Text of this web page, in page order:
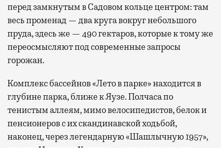
перед замкнутым в Садовом кольце центром: там
весь променад — два круга вокруг небольшого
пруда, здесь же — 490 гектаров, которые к тому же
переосмысляют под современные запросы
горожан.
Комплекс бассейнов «Лето в парке» находится в
глубине парка, ближе к Яузе. Полчаса по
тенистым аллеям, мимо велосипедистов, белок и
пенсионеров с их скандинавской ходьбой,
наконец, через легендарную «Шашлычную 1957»,